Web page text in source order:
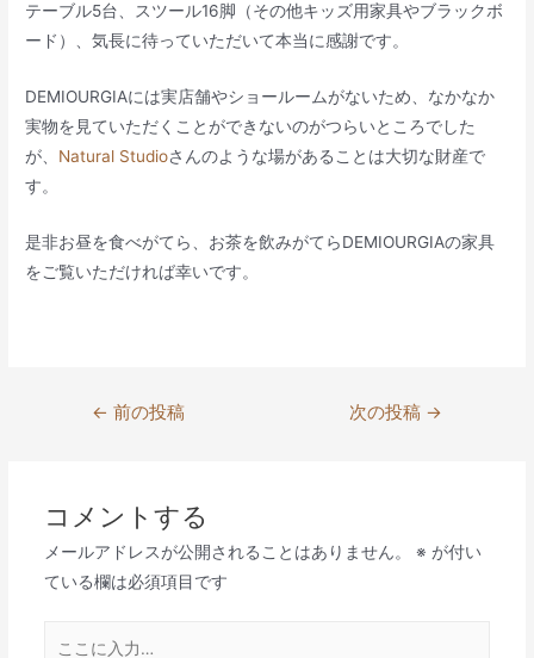
テーブル5台、スツール16脚（その他キッズ用家具やブラックボ
ード）、気長に待っていただいて本当に感謝です。
DEMIOURGIAには実店舗やショールームがないため、なかなか
実物を見ていただくことができないのがつらいところでした
が、 Natural Studioさんのような場があることは大切な財産で
す。
是非お昼を食べがてら、お茶を飲みがてらDEMIOURGIAの家具
をご覧いただければ幸いです。
ゲ
ー
シ
ン
← 前の投稿 次の投稿 →
コメントする
メールアドレスが公開されることはありません。 ※ が付い
ている欄は必須項目です